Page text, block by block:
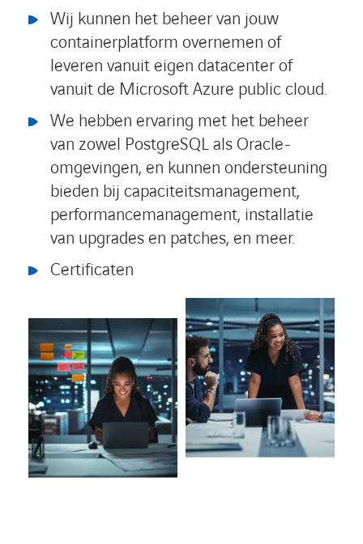
Wij kunnen het beheer van jouw
containerplatform overnemen of
leveren vanuit eigen datacenter of
vanuit de Microsoft Azure public cloud.
We hebben ervaring met het beheer
van zowel PostgreSQL als Oracle-
omgevingen, en kunnen ondersteuning
bieden bij capaciteitsmanagement,
performancemanagement, installatie
van upgrades en patches, en meer.
Certificaten